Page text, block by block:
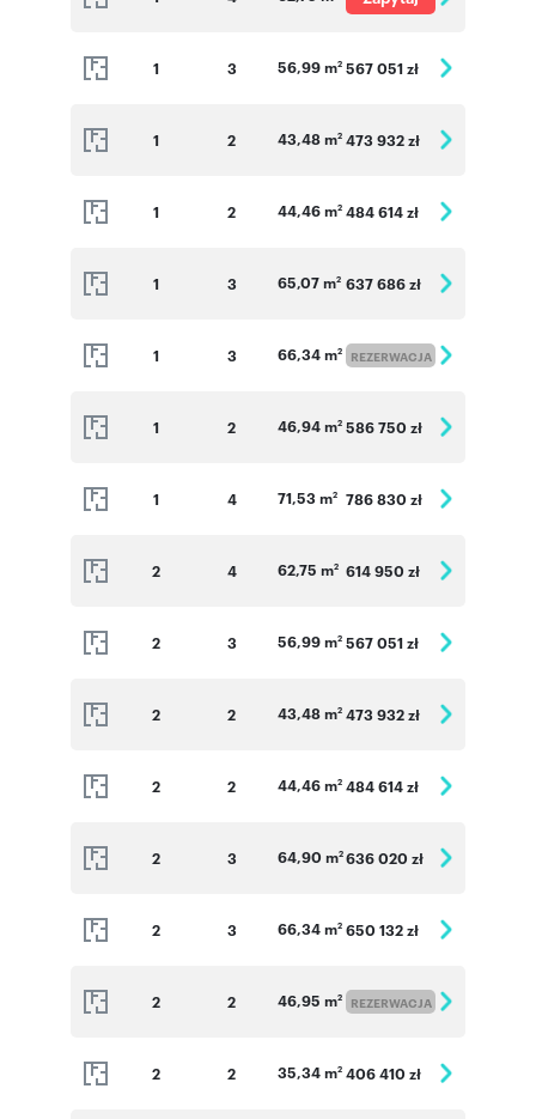
1 3 56,99 m2 567 051 zł
1 2 43,48 m2 473 932 zł
1 2 44,46 m2 484 614 zł
1 3 65,07 m2 637 686 zł
1 3 66,34 m2 REZERWACJA
1 2 46,94 m2 586 750 zł
1 4 71,53 m2 786 830 zł
2 4 62,75 m2 614 950 zł
2 3 56,99 m2 567 051 zł
2 2 43,48 m2 473 932 zł
2 2 44,46 m2 484 614 zł
2 3 64,90 m2 636 020 zł
2 3 66,34 m2 650 132 zł
2 2 46,95 m2 REZERWACJA
2 2 35,34 m2 406 410 zł